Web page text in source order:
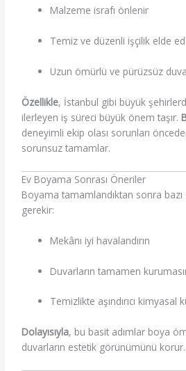
Malzeme israfı önlenir
Temiz ve düzenli işçilik elde
Uzun ömürlü ve pürüzsüz
Özellikle, İstanbul gibi büyük
ilerleyen iş süreci büyük önem taşır.
deneyimli ekip olası sorunları
sorunsuz tamamlar.
Ev Boyama Sonrası Öneriler
Boyama tamamlandıktan sonra
gerekir:
Mekânı iyi havalandırın
Duvarların tamamen
Temizlikte aşındırıcı kimyasal
Dolayısıyla, bu basit adımlar boya
duvarların estetik görünümünü korur.